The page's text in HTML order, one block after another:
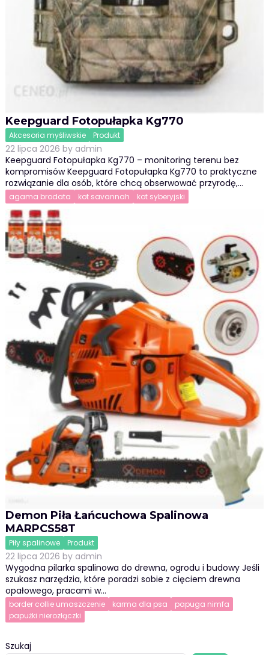
Keepguard Fotopułapka Kg770
Akcesoria myśliwskie Produkt
22 lipca 2026 by admin
Keepguard Fotopułapka Kg770 – monitoring terenu bez
kompromisów Keepguard Fotopułapka Kg770 to praktyczne
rozwiązanie dla osób, które chcą obserwować przyrodę,…
agama brodata kot savannah kot syberyjski
Demon Piła Łańcuchowa Spalinowa
MARPCS58T
Piły spalinowe Produkt
22 lipca 2026 by admin
Wygodna pilarka spalinowa do drewna, ogrodu i budowy Jeśli
szukasz narzędzia, które poradzi sobie z cięciem drewna
opałowego, pracami w…
border collie umaszczenie karma dla psa
papuga nimfa
papużki nierozłączki
Szukaj